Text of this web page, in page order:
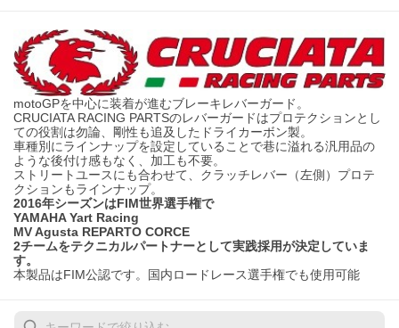
motoGPを中心に装着が進むブレーキレバーガード。
CRUCIATA RACING PARTSのレバーガードはプロテクションとし
ての役割は勿論、剛性も追及したドライカーボン製。
車種別にラインナップを設定していることで巷に溢れる汎用品の
ような後付け感もなく、加工も不要。
ストリートユースにも合わせて、クラッチレバー（左側）プロテ
クションもラインナップ。
2016年シーズンはFIM世界選手権で
YAMAHA Yart Racing
MV Agusta REPARTO CORCE
2チームをテクニカルパートナーとして実践採用が決定していま
す。
本製品はFIM公認です。国内ロードレース選手権でも使用可能